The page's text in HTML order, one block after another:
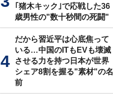
｢猪木キック｣で応戦した36
歳男性の"数十秒間の死闘"
だから習近平は心底焦って
いる…中国のITもEVも壊滅
させる力を持つ日本が世界
シェア8割を握る"素材"の名
前